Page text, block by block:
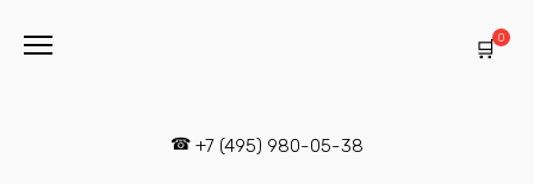
содержанию
+7 (495) 980-05-38
0